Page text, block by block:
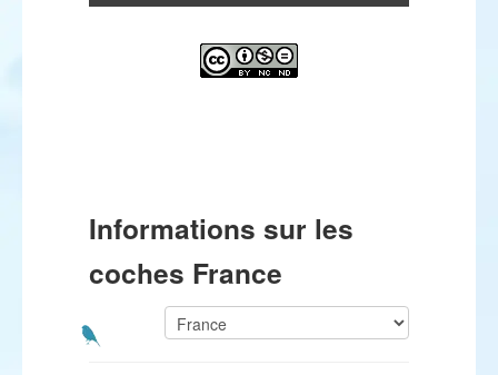
Informations sur les
coches France